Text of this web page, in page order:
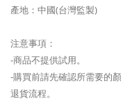
產地：中國(台灣監製)
注意事項：
-商品不提供試用。
-購買前請先確認所需要的
退貨流程。